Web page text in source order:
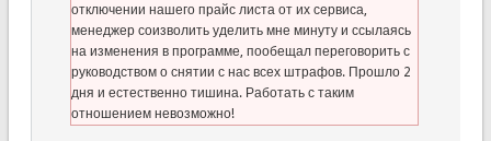
отключении нашего прайс листа от их сервиса,
менеджер соизволить уделить мне минуту и ссылаясь
на изменения в программе, пообещал переговорить с
руководством о снятии с нас всех штрафов. Прошло 2
дня и естественно тишина. Работать с таким
отношением невозможно!